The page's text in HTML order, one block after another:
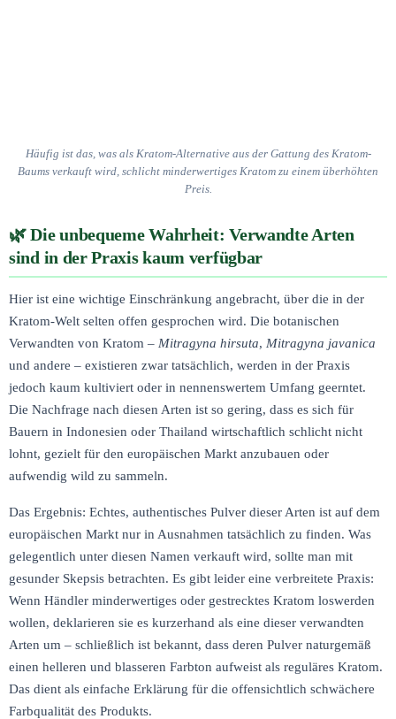
Häufig ist das, was als Kratom-Alternative aus der Gattung des Kratom-
Baums verkauft wird, schlicht minderwertiges Kratom zu einem überhöhten
Preis.
Die unbequeme Wahrheit: Verwandte Arten
sind in der Praxis kaum verfügbar
Hier ist eine wichtige Einschränkung angebracht, über die in der
Kratom-Welt selten offen gesprochen wird. Die botanischen
Verwandten von Kratom – Mitragyna hirsuta, Mitragyna javanica
und andere – existieren zwar tatsächlich, werden in der Praxis
jedoch kaum kultiviert oder in nennenswertem Umfang geerntet.
Die Nachfrage nach diesen Arten ist so gering, dass es sich für
Bauern in Indonesien oder Thailand wirtschaftlich schlicht nicht
lohnt, gezielt für den europäischen Markt anzubauen oder
aufwendig wild zu sammeln.
Das Ergebnis: Echtes, authentisches Pulver dieser Arten ist auf dem
europäischen Markt nur in Ausnahmen tatsächlich zu finden. Was
gelegentlich unter diesen Namen verkauft wird, sollte man mit
gesunder Skepsis betrachten. Es gibt leider eine verbreitete Praxis:
Wenn Händler minderwertiges oder gestrecktes Kratom loswerden
wollen, deklarieren sie es kurzerhand als eine dieser verwandten
Arten um – schließlich ist bekannt, dass deren Pulver naturgemäß
einen helleren und blasseren Farbton aufweist als reguläres Kratom.
Das dient als einfache Erklärung für die offensichtlich schwächere
Farbqualität des Produkts.